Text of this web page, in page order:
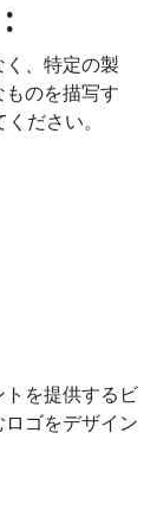
、特定の製
のを描写す
ださい。
トを提供するビ
ゴをデザイン